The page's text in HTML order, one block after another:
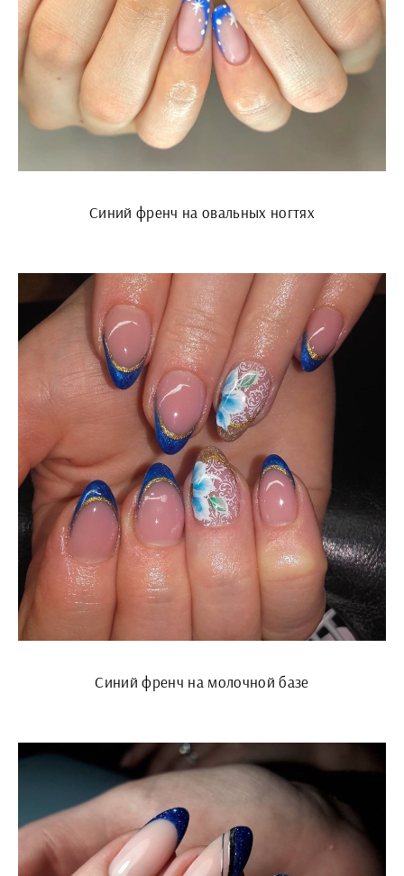
Синий френч на овальных ногтях
Синий френч на молочной базе